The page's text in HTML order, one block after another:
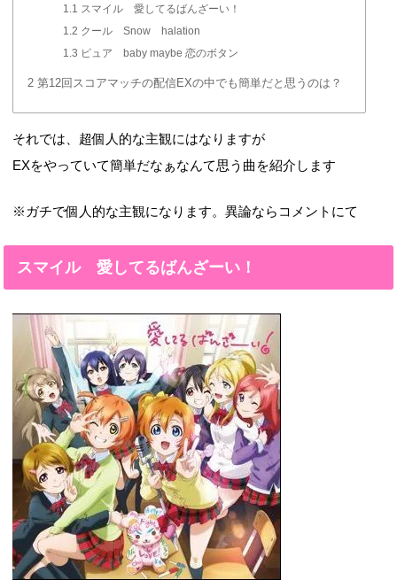
1.1 スマイル 愛してるばんざーい！
1.2 クール Snow halation
1.3 ピュア baby maybe 恋のボタン
2 第12回スコアマッチの配信EXの中でも簡単だと思うのは？
それでは、超個人的な主観にはなりますが
EXをやっていて簡単だなぁなんて思う曲を紹介します
※ガチで個人的な主観になります。異論ならコメントにて
スマイル 愛してるばんざーい！